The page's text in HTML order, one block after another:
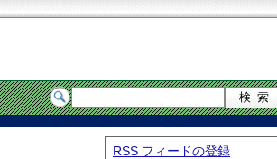
RSS フィードの登録